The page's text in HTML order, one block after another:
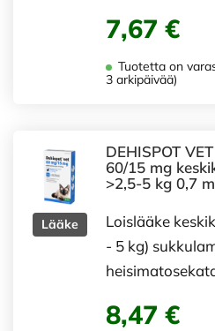
7,67 €
Tuotetta on
3 arkipäivää)
Lääke
DEHISPOT
60/15 mg
>2,5-5 kg 0,7
Loislääke
- 5 kg)
8,47 €